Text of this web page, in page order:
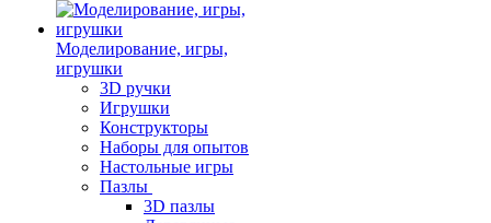
Моделирование, игры,
игрушки
3D ручки
Игрушки
Конструкторы
Наборы для опытов
Настольные игры
Пазлы
3D пазлы